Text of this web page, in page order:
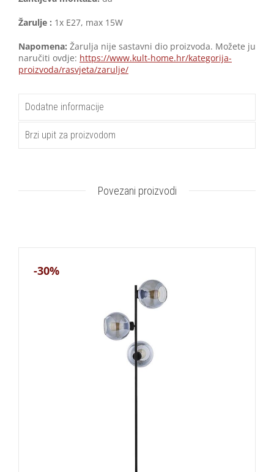
Žarulje : 1x E27, max 15W
Napomena: Žarulja nije sastavni dio proizvoda. Možete ju
naručiti ovdje: https://www.kult-home.hr/kategorija-
proizvoda/rasvjeta/zarulje/
Dodatne informacije
Brzi upit za proizvodom
Povezani proizvodi
-30%